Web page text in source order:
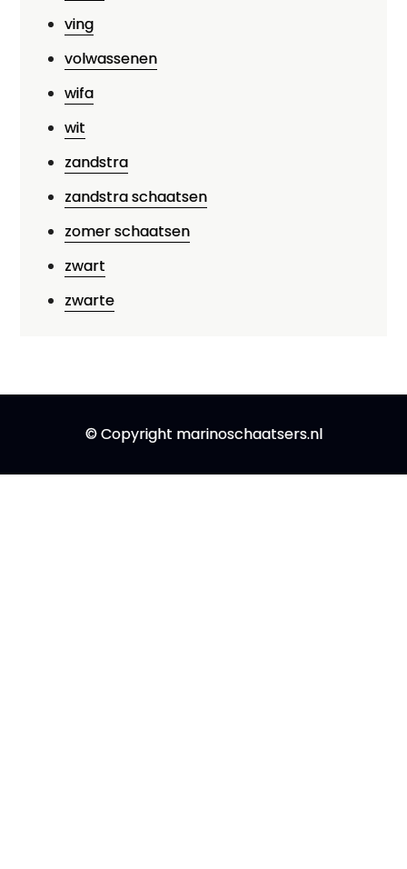
ving
volwassenen
wifa
wit
zandstra
zandstra schaatsen
zomer schaatsen
zwart
zwarte
© Copyright marinoschaatsers.nl